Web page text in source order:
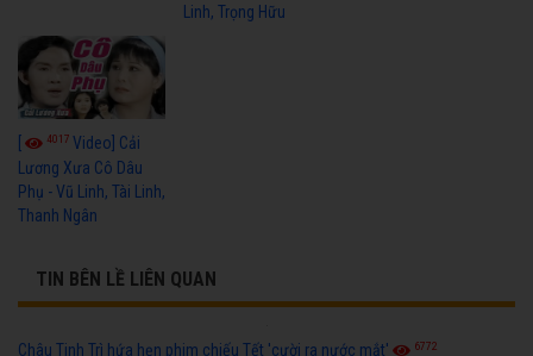
Linh, Trọng Hữu
[ 4017 Video] Cải
Lương Xưa Cô Dâu
Phụ - Vũ Linh, Tài Linh,
Thanh Ngân
TIN BÊN LỀ LIÊN QUAN
Châu Tinh Trì hứa hẹn phim chiếu Tết 'cười ra nước mắt' 6772